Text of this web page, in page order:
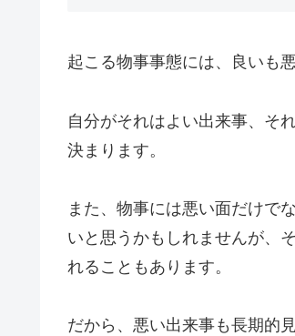
起こる物事事態には、良いも
自分がそれはよい出来事、そ
決まります。
また、物事には悪い面だけで
いと思うかもしれませんが、
れることもあります。
だから、悪い出来事も長期的